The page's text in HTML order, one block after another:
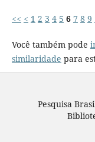
<< < 1 2 3 4 5 6 7 8 9
Você também pode
similaridade para
Pesquisa